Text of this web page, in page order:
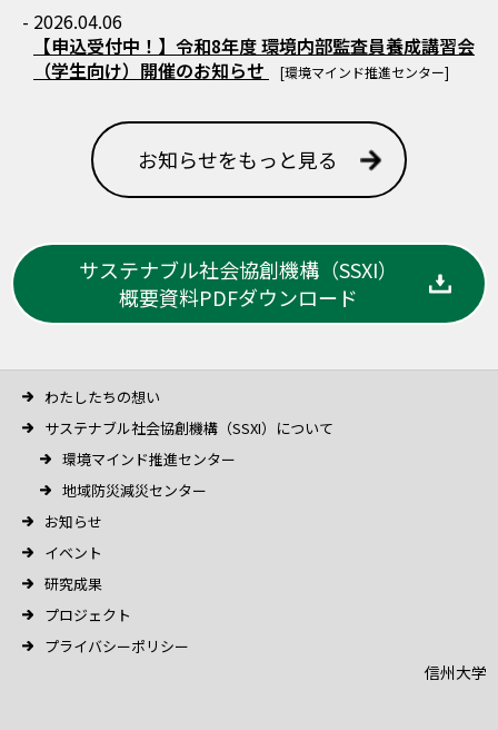
- 2026.04.06
【申込受付中！】令和8年度 環境内部監査員養成講習会
（学生向け）開催のお知らせ
[環境マインド推進センター]
お知らせをもっと見る
サステナブル社会協創機構（SSXI）
概要資料PDFダウンロード
わたしたちの想い
サステナブル社会協創機構（SSXI）について
環境マインド推進センター
地域防災減災センター
お知らせ
イベント
研究成果
プロジェクト
プライバシーポリシー
信州大学